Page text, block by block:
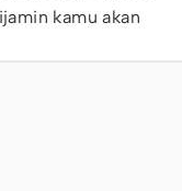
kamu akan